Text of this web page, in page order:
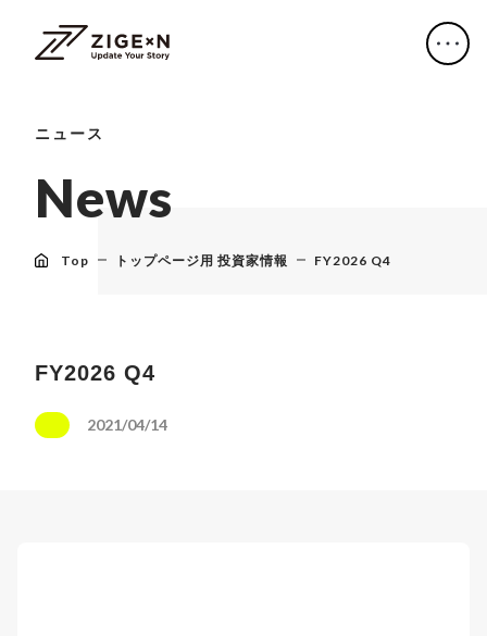
ニュース
News
Top トップページ用 投資家情報 FY2026 Q4
FY2026 Q4
2021/04/14